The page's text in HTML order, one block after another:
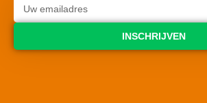
INSCHRIJVEN